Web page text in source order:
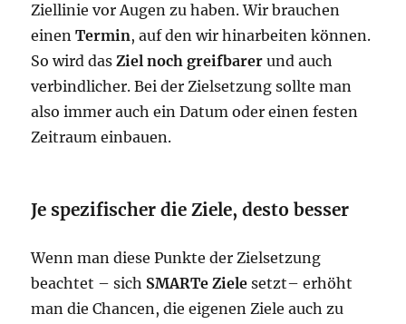
Ziellinie vor Augen zu haben. Wir brauchen
einenTermin, auf den wir hinarbeiten können.
So wird dasZiel noch greifbarer und auch
verbindlicher. Bei der Zielsetzung sollte man
also immer auch ein Datum oder einen festen
Zeitraum einbauen.
Je spezifischer die Ziele, desto besser
Wenn man diese Punkte der Zielsetzung
beachtet – sich SMARTe Ziele setzt– erhöht
man die Chancen, die eigenen Ziele auch zu